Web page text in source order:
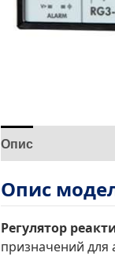
Опис
Опис
Регулятор
призначений для